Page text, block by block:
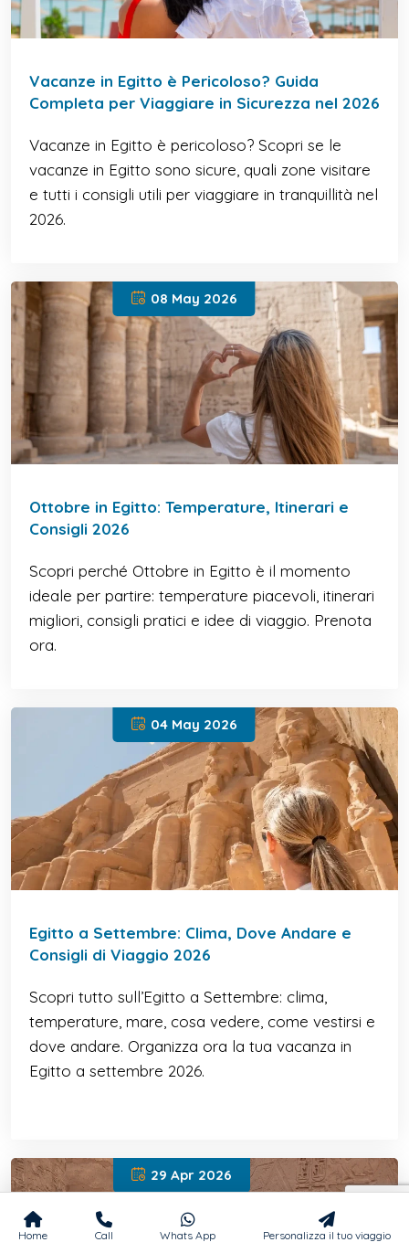
Vacanze in Egitto è Pericoloso? Guida
Completa per Viaggiare in Sicurezza nel 2026
Vacanze in Egitto è pericoloso? Scopri se le
vacanze in Egitto sono sicure, quali zone visitare
e tutti i consigli utili per viaggiare in tranquillità nel
2026.
08 May 2026
Ottobre in Egitto: Temperature, Itinerari e
Consigli 2026
Scopri perché Ottobre in Egitto è il momento
ideale per partire: temperature piacevoli, itinerari
migliori, consigli pratici e idee di viaggio. Prenota
ora.
04 May 2026
Egitto a Settembre: Clima, Dove Andare e
Consigli di Viaggio 2026
Scopri tutto sull’Egitto a Settembre: clima,
temperature, mare, cosa vedere, come vestirsi e
dove andare. Organizza ora la tua vacanza in
Egitto a settembre 2026.
29 Apr 2026
Home Call Whats App Personalizza il tuo viaggio